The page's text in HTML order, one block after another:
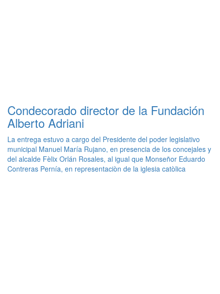
Condecorado director de la Fundación
Alberto Adriani
La entrega estuvo a cargo del Presidente del poder legislativo
municipal Manuel María Rujano, en presencia de los concejales y
del alcalde Fèlix Orlán Rosales, al igual que Monseñor Eduardo
Contreras Pernía, en representaciòn de la iglesia catòlica